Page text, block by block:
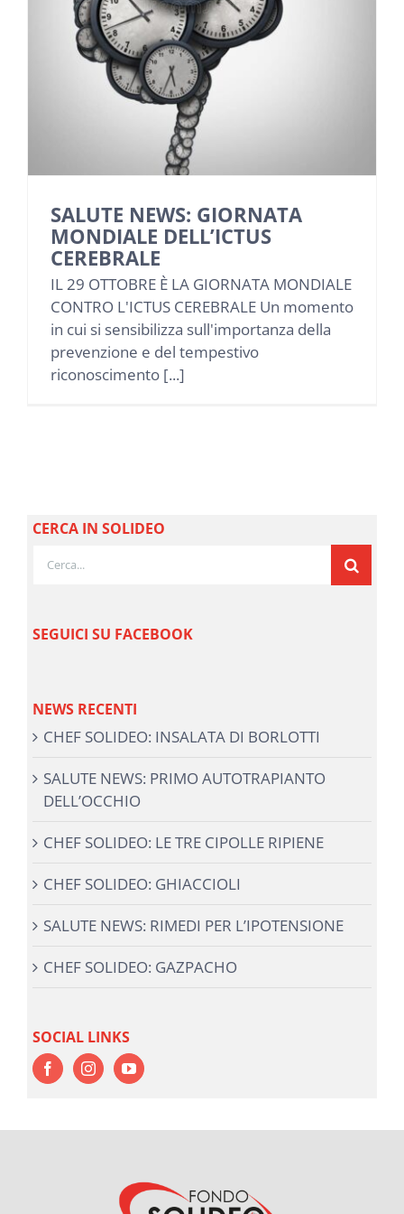
NEWS
INIZIATIVE
CONTATTI
AREA RISERVATA AZIENDE
SALUTE NEWS: GIORNATA
MONDIALE DELL’ICTUS
CEREBRALE
IL 29 OTTOBRE È LA GIORNATA MONDIALE
CONTRO L'ICTUS CEREBRALE Un momento
in cui si sensibilizza sull'importanza della
prevenzione e del tempestivo
riconoscimento [...]
CERCA IN SOLIDEO
SEGUICI SU FACEBOOK
NEWS RECENTI
CHEF SOLIDEO: INSALATA DI BORLOTTI
SALUTE NEWS: PRIMO AUTOTRAPIANTO
DELL’OCCHIO
CHEF SOLIDEO: LE TRE CIPOLLE RIPIENE
CHEF SOLIDEO: GHIACCIOLI
SALUTE NEWS: RIMEDI PER L’IPOTENSIONE
CHEF SOLIDEO: GAZPACHO
SOCIAL LINKS